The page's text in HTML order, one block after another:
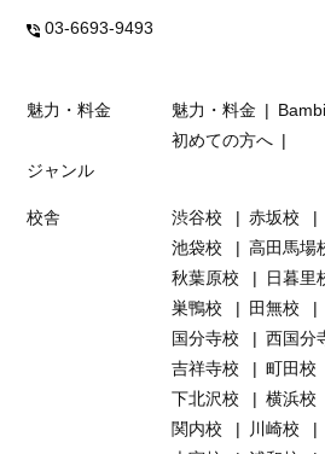
03-6693-9493
魅力・料金 魅力・料金
初めての方へ
ジャンル
校舎 渋谷校 赤坂校
池袋校
高田馬場
秋葉原校
日暮里
巣鴨校
田無校
国分寺校
西国分
吉祥寺校
町田校
下北沢校
横浜校
関内校
川崎校